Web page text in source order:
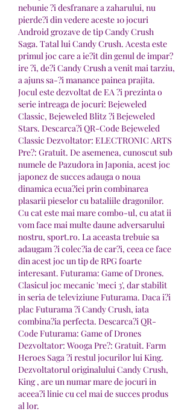
nebunie ?i desfranare a zaharului, nu
pierde?i din vedere aceste 10 jocuri
Android grozave de tip Candy Crush
Saga. Tatal lui Candy Crush. Acesta este
primul joc care a ie?it din genul de impar?
ire ?i, de?i Candy Crush a venit mai tarziu,
a ajuns sa-?i manance painea prajita.
Jocul este dezvoltat de EA ?i prezinta o
serie intreaga de jocuri: Bejeweled
Classic, Bejeweled Blitz ?i Bejeweled
Stars. Descarca?i QR-Code Bejeweled
Classic Dezvoltator: ELECTRONIC ARTS
Pre?: Gratuit. De asemenea, cunoscut sub
numele de Pazudora in Japonia, acest joc
japonez de succes adauga o noua
dinamica ecua?iei prin combinarea
plasarii pieselor cu bataliile dragonilor.
Cu cat este mai mare combo-ul, cu atat ii
vom face mai multe daune adversarului
nostru, sport.ro. La aceasta trebuie sa
adaugam ?i colec?ia de car?i, ceea ce face
din acest joc un tip de RPG foarte
interesant. Futurama: Game of Drones.
Clasicul joc mecanic 'meci 3', dar stabilit
in seria de televiziune Futurama. Daca i?i
plac Futurama ?i Candy Crush, iata
combina?ia perfecta. Descarca?i QR-
Code Futurama: Game of Drones
Dezvoltator: Wooga Pre?: Gratuit. Farm
Heroes Saga ?i restul jocurilor lui King.
Dezvoltatorul originalului Candy Crush,
King , are un numar mare de jocuri in
aceea?i linie cu cel mai de succes produs
al lor.